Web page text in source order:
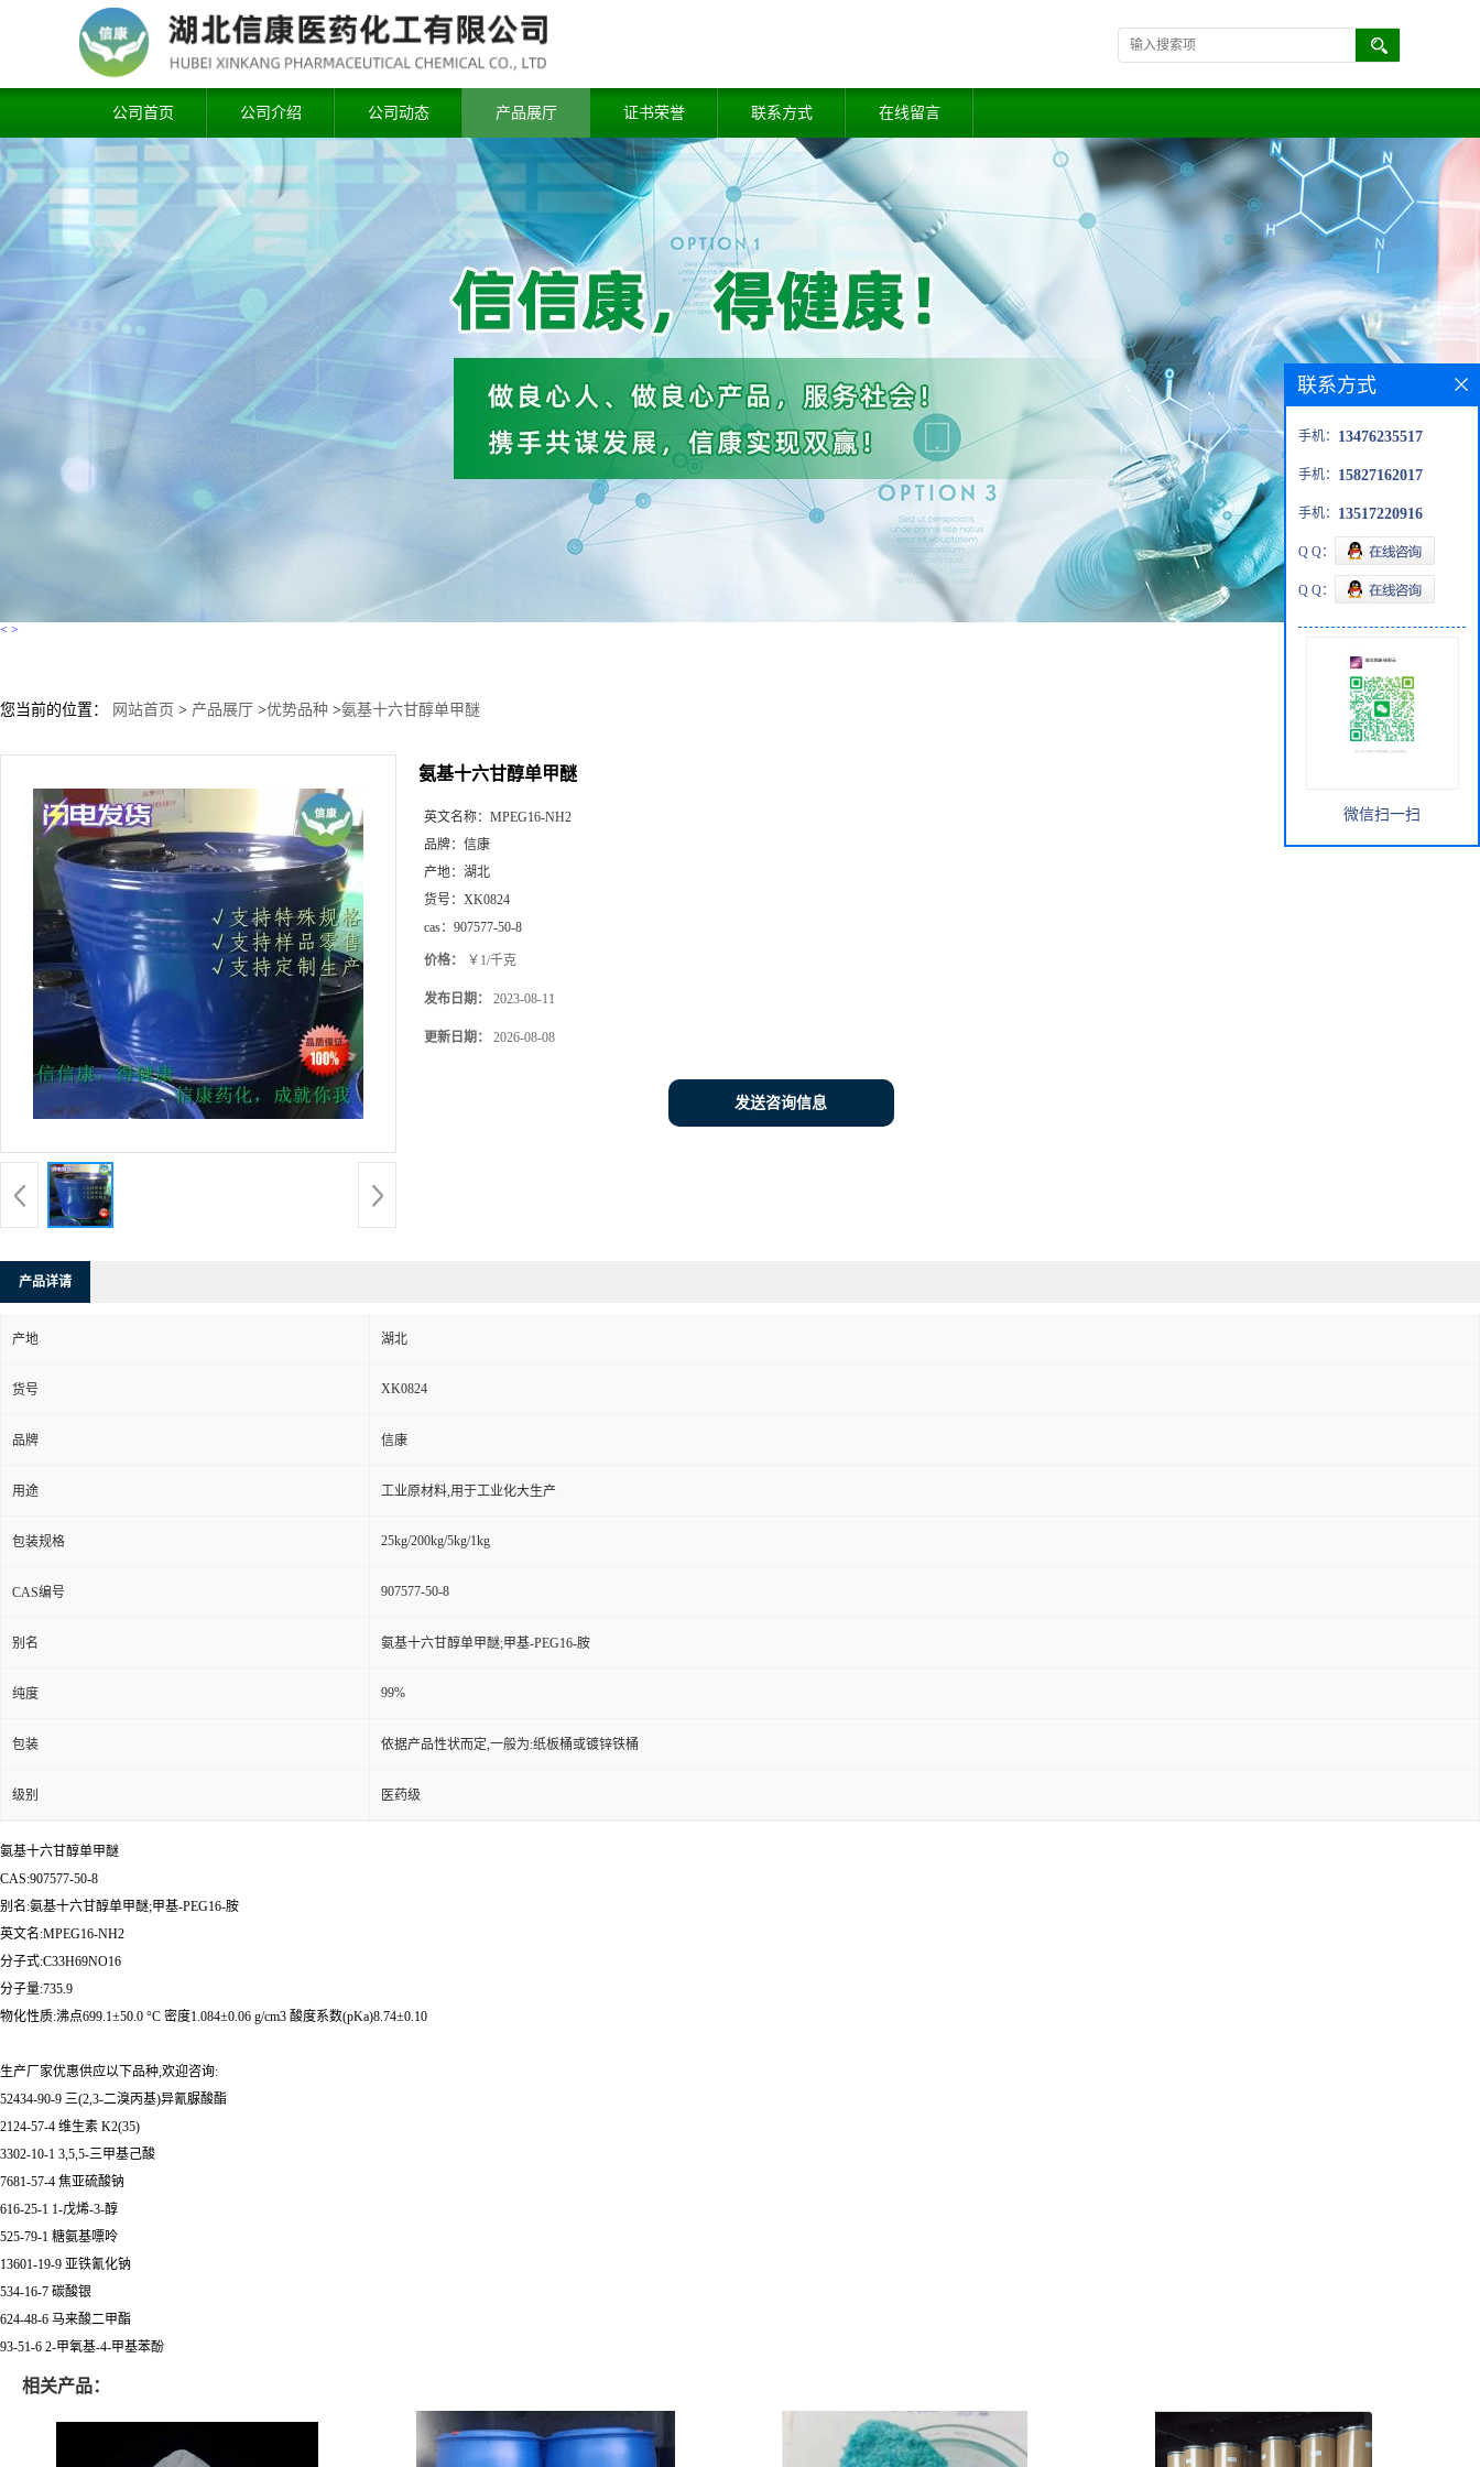
公司首页 公司介绍 公司动态 产品展厅 证书荣誉 联系方式 在线留言
< >
您当前的位置： 网站首页 > 产品展厅 >优势品种 >氨基十六甘醇单甲醚
氨基十六甘醇单甲醚
英文名称： MPEG16-NH2
品牌： 信康
产地： 湖北
货号： XK0824
cas： 907577-50-8
价格： ￥1/千克
发布日期： 2023-08-11
更新日期： 2026-08-08
发送咨询信息
产品详请
产地 湖北
货号 XK0824
品牌 信康
用途 工业原材料,用于工业化大生产
包装规格 25kg/200kg/5kg/1kg
CAS编号 907577-50-8
别名 氨基十六甘醇单甲醚;甲基-PEG16-胺
纯度 99%
包装 依据产品性状而定,一般为:纸板桶或镀锌铁桶
级别 医药级
氨基十六甘醇单甲醚
CAS:907577-50-8
别名:氨基十六甘醇单甲醚;甲基-PEG16-胺
英文名:MPEG16-NH2
分子式:C33H69NO16
分子量:735.9
物化性质:沸点699.1±50.0 °C 密度1.084±0.06 g/cm3 酸度系数(pKa)8.74±0.10
生产厂家优惠供应以下品种,欢迎咨询:
52434-90-9 三(2,3-二溴丙基)异氰脲酸酯
2124-57-4 维生素 K2(35)
3302-10-1 3,5,5-三甲基己酸
7681-57-4 焦亚硫酸钠
616-25-1 1-戊烯-3-醇
525-79-1 糖氨基嘌呤
13601-19-9 亚铁氰化钠
534-16-7 碳酸银
624-48-6 马来酸二甲酯
93-51-6 2-甲氧基-4-甲基苯酚
相关产品：
联系方式
手机： 13476235517
手机： 15827162017
手机： 13517220916
Q Q：
Q Q：
微信扫一扫